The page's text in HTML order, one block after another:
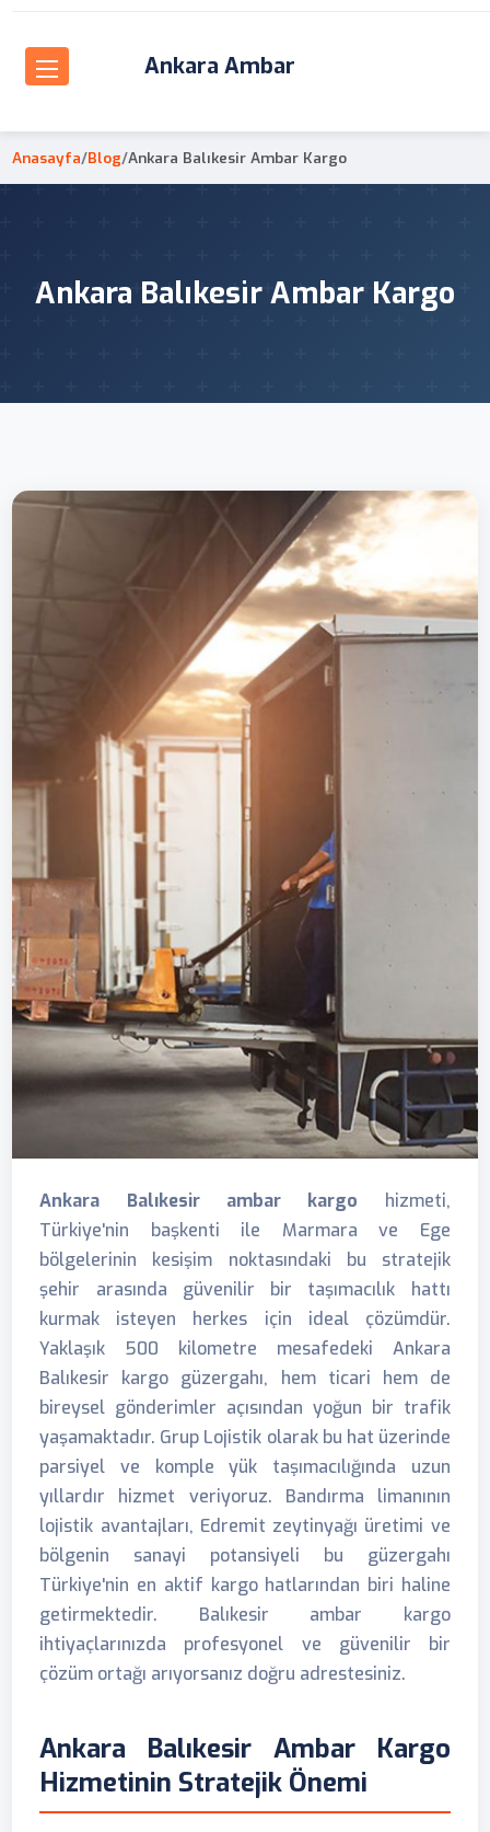
Ankara Ambar
Anasayfa/Blog/Ankara Balıkesir Ambar Kargo
Ankara Balıkesir Ambar Kargo
Ankara Balıkesir ambar kargo hizmeti,
Türkiye'nin başkenti ile Marmara ve Ege
bölgelerinin kesişim noktasındaki bu stratejik
şehir arasında güvenilir bir taşımacılık hattı
kurmak isteyen herkes için ideal çözümdür.
Yaklaşık 500 kilometre mesafedeki Ankara
Balıkesir kargo güzergahı, hem ticari hem de
bireysel gönderimler açısından yoğun bir trafik
yaşamaktadır. Grup Lojistik olarak bu hat üzerinde
parsiyel ve komple yük taşımacılığında uzun
yıllardır hizmet veriyoruz. Bandırma limanının
lojistik avantajları, Edremit zeytinyağı üretimi ve
bölgenin sanayi potansiyeli bu güzergahı
Türkiye'nin en aktif kargo hatlarından biri haline
getirmektedir. Balıkesir ambar kargo
ihtiyaçlarınızda profesyonel ve güvenilir bir
çözüm ortağı arıyorsanız doğru adrestesiniz.
Ankara Balıkesir Ambar Kargo
Hizmetinin Stratejik Önemi